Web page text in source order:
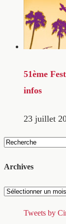
51ème
infos
23 juillet
Archives
Archives
Tweets by